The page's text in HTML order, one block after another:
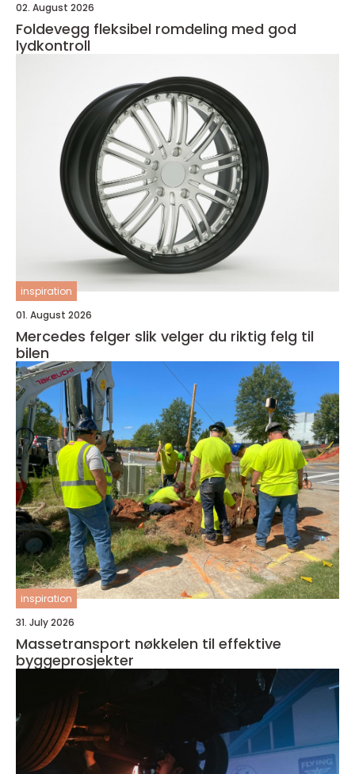
02. August 2026
Foldevegg fleksibel romdeling med god
lydkontroll
inspiration
01. August 2026
Mercedes felger slik velger du riktig felg til
bilen
inspiration
31. July 2026
Massetransport nøkkelen til effektive
byggeprosjekter